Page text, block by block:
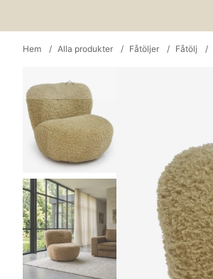
Hem Alla produkter Fåtöljer Fåtölj